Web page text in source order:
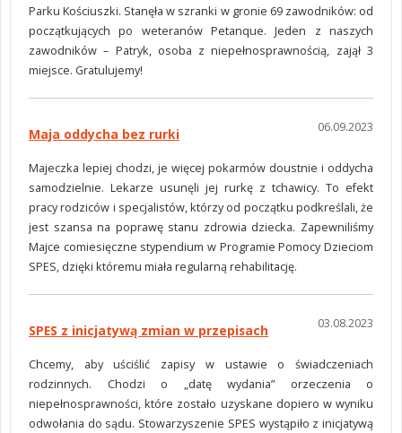
Parku Kościuszki. Stanęła w szranki w gronie 69 zawodników: od
początkujących po weteranów Petanque. Jeden z naszych
zawodników – Patryk, osoba z niepełnosprawnością, zajął 3
miejsce. Gratulujemy!
06.09.2023
Maja oddycha bez rurki
Majeczka lepiej chodzi, je więcej pokarmów doustnie i oddycha
samodzielnie. Lekarze usunęli jej rurkę z tchawicy. To efekt
pracy rodziców i specjalistów, którzy od początku podkreślali, że
jest szansa na poprawę stanu zdrowia dziecka. Zapewniliśmy
Majce comiesięczne stypendium w Programie Pomocy Dzieciom
SPES, dzięki któremu miała regularną rehabilitację.
03.08.2023
SPES z inicjatywą zmian w przepisach
Chcemy, aby uściślić zapisy w ustawie o świadczeniach
rodzinnych. Chodzi o „datę wydania” orzeczenia o
niepełnosprawności, które zostało uzyskane dopiero w wyniku
odwołania do sądu. Stowarzyszenie SPES wystąpiło z inicjatywą